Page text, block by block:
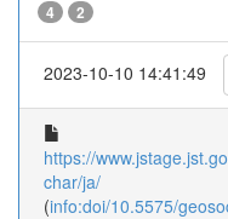
4 2
2023-10-10 14:41:49
https://
char/ja/
(info:doi/10.5575/